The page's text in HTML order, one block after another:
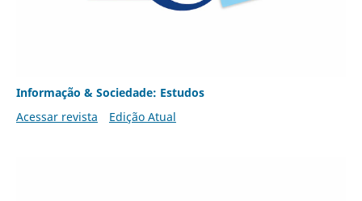
Informação & Sociedade: Estudos
Acessar revista
Edição Atual